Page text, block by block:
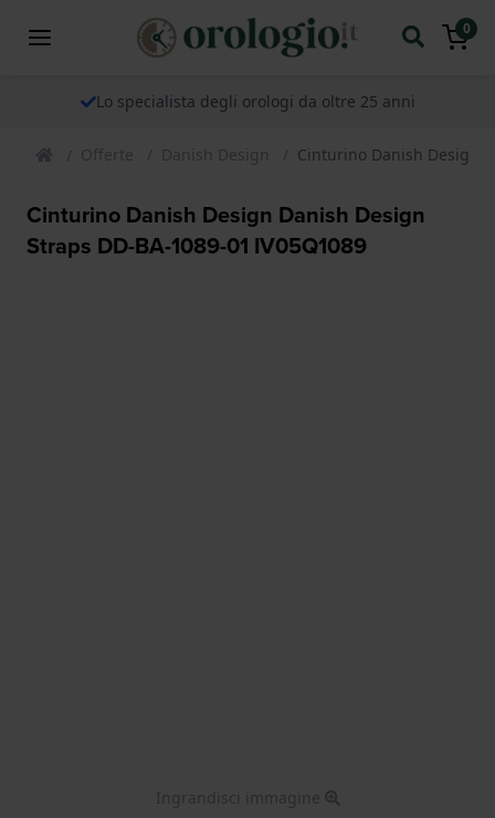
0
Lo specialista degli orologi da oltre 25 anni
Offerte Danish Design Cinturino Danish Design
Cinturino Danish Design Danish Design
Straps DD-BA-1089-01 IV05Q1089
Ingrandisci immagine